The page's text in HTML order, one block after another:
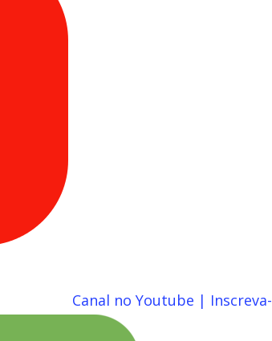
Canal no Youtube | Inscreva-